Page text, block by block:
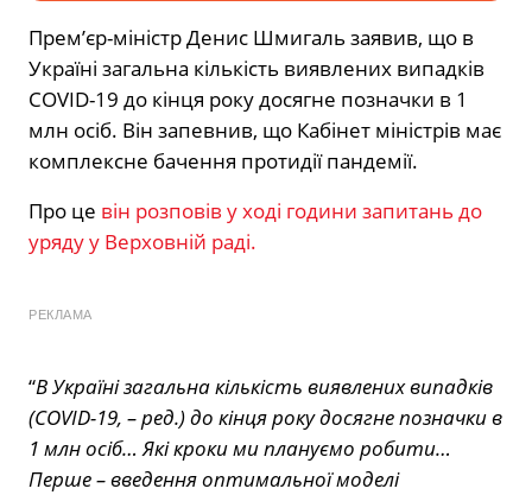
Прем’єр-міністр Денис Шмигаль заявив, що в
Україні загальна кількість виявлених випадків
COVID-19 до кінця року досягне позначки в 1
млн осіб. Він запевнив, що Кабінет міністрів має
комплексне бачення протидії пандемії.
Про це він розповів у ході години запитань до
уряду у Верховній раді.
РЕКЛАМА
“В Україні загальна кількість виявлених випадків
(COVID-19, – ред.) до кінця року досягне позначки в
1 млн осіб… Які кроки ми плануємо робити…
Перше – введення оптимальної моделі